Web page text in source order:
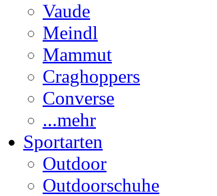
Vaude
Meindl
Mammut
Craghoppers
Converse
...mehr
Sportarten
Outdoor
Outdoorschuhe